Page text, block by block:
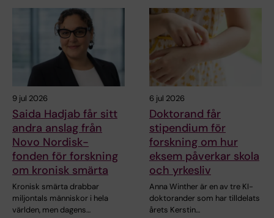
9 jul 2026
Saida Hadjab får sitt
andra anslag från
Novo Nordisk-
fonden för forskning
om kronisk smärta
Kronisk smärta drabbar
miljontals människor i hela
världen, men dagens…
6 jul 2026
Doktorand får
stipendium för
forskning om hur
eksem påverkar skola
och yrkesliv
Anna Winther är en av tre KI-
doktorander som har tilldelats
årets Kerstin…